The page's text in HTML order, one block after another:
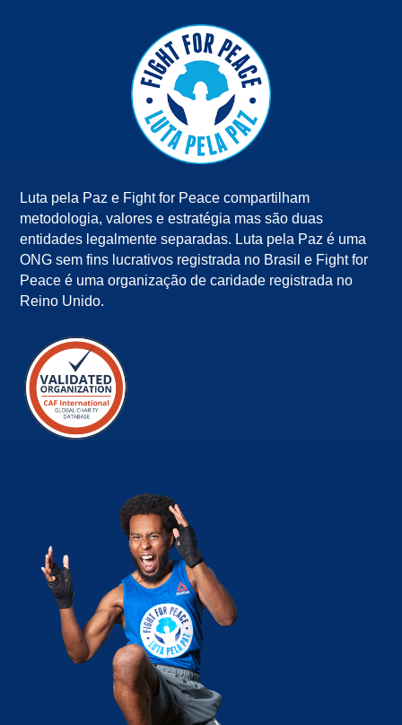
Luta pela Paz e Fight for Peace compartilham
metodologia, valores e estratégia mas são duas
entidades legalmente separadas. Luta pela Paz é uma
ONG sem fins lucrativos registrada no Brasil e Fight for
Peace é uma organização de caridade registrada no
Reino Unido.